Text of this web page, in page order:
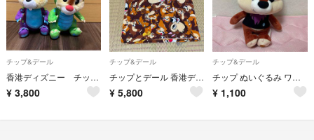
チップ&デール
香港ディズニー チップとデール 恐竜ぬいぐるみ
¥ 3,800
チップ&デール
チップとデール 香港ディズニーランド Tシャツ
¥ 5,800
チップ&デール
チップ ぬいぐるみ ワゴンゲーム 景品 ハロウィン
¥ 1,100